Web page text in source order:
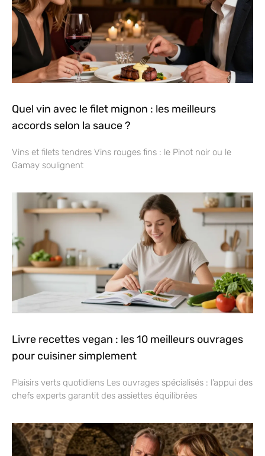
Quel vin avec le filet mignon : les meilleurs
accords selon la sauce ?
Vins et filets tendres Vins rouges fins : le Pinot noir ou le
Gamay soulignent
Livre recettes vegan : les 10 meilleurs ouvrages
pour cuisiner simplement
Plaisirs verts quotidiens Les ouvrages spécialisés : l’appui des
chefs experts garantit des assiettes équilibrées